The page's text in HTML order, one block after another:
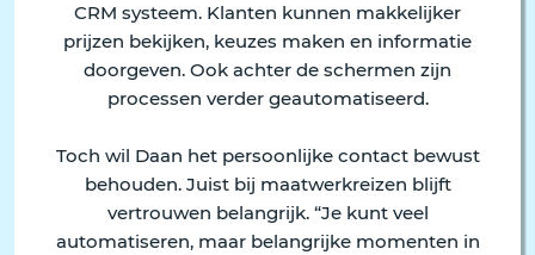
CRM systeem. Klanten kunnen makkelijker
prijzen bekijken, keuzes maken en informatie
doorgeven. Ook achter de schermen zijn
processen verder geautomatiseerd.
Toch wil Daan het persoonlijke contact bewust
behouden. Juist bij maatwerkreizen blijft
vertrouwen belangrijk. “Je kunt veel
automatiseren, maar belangrijke momenten in